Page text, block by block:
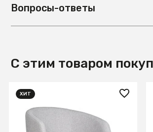
Вопросы-ответы
С этим товаром
ХИТ
31 000 ₽
Кресло Ester Gray/т.орех